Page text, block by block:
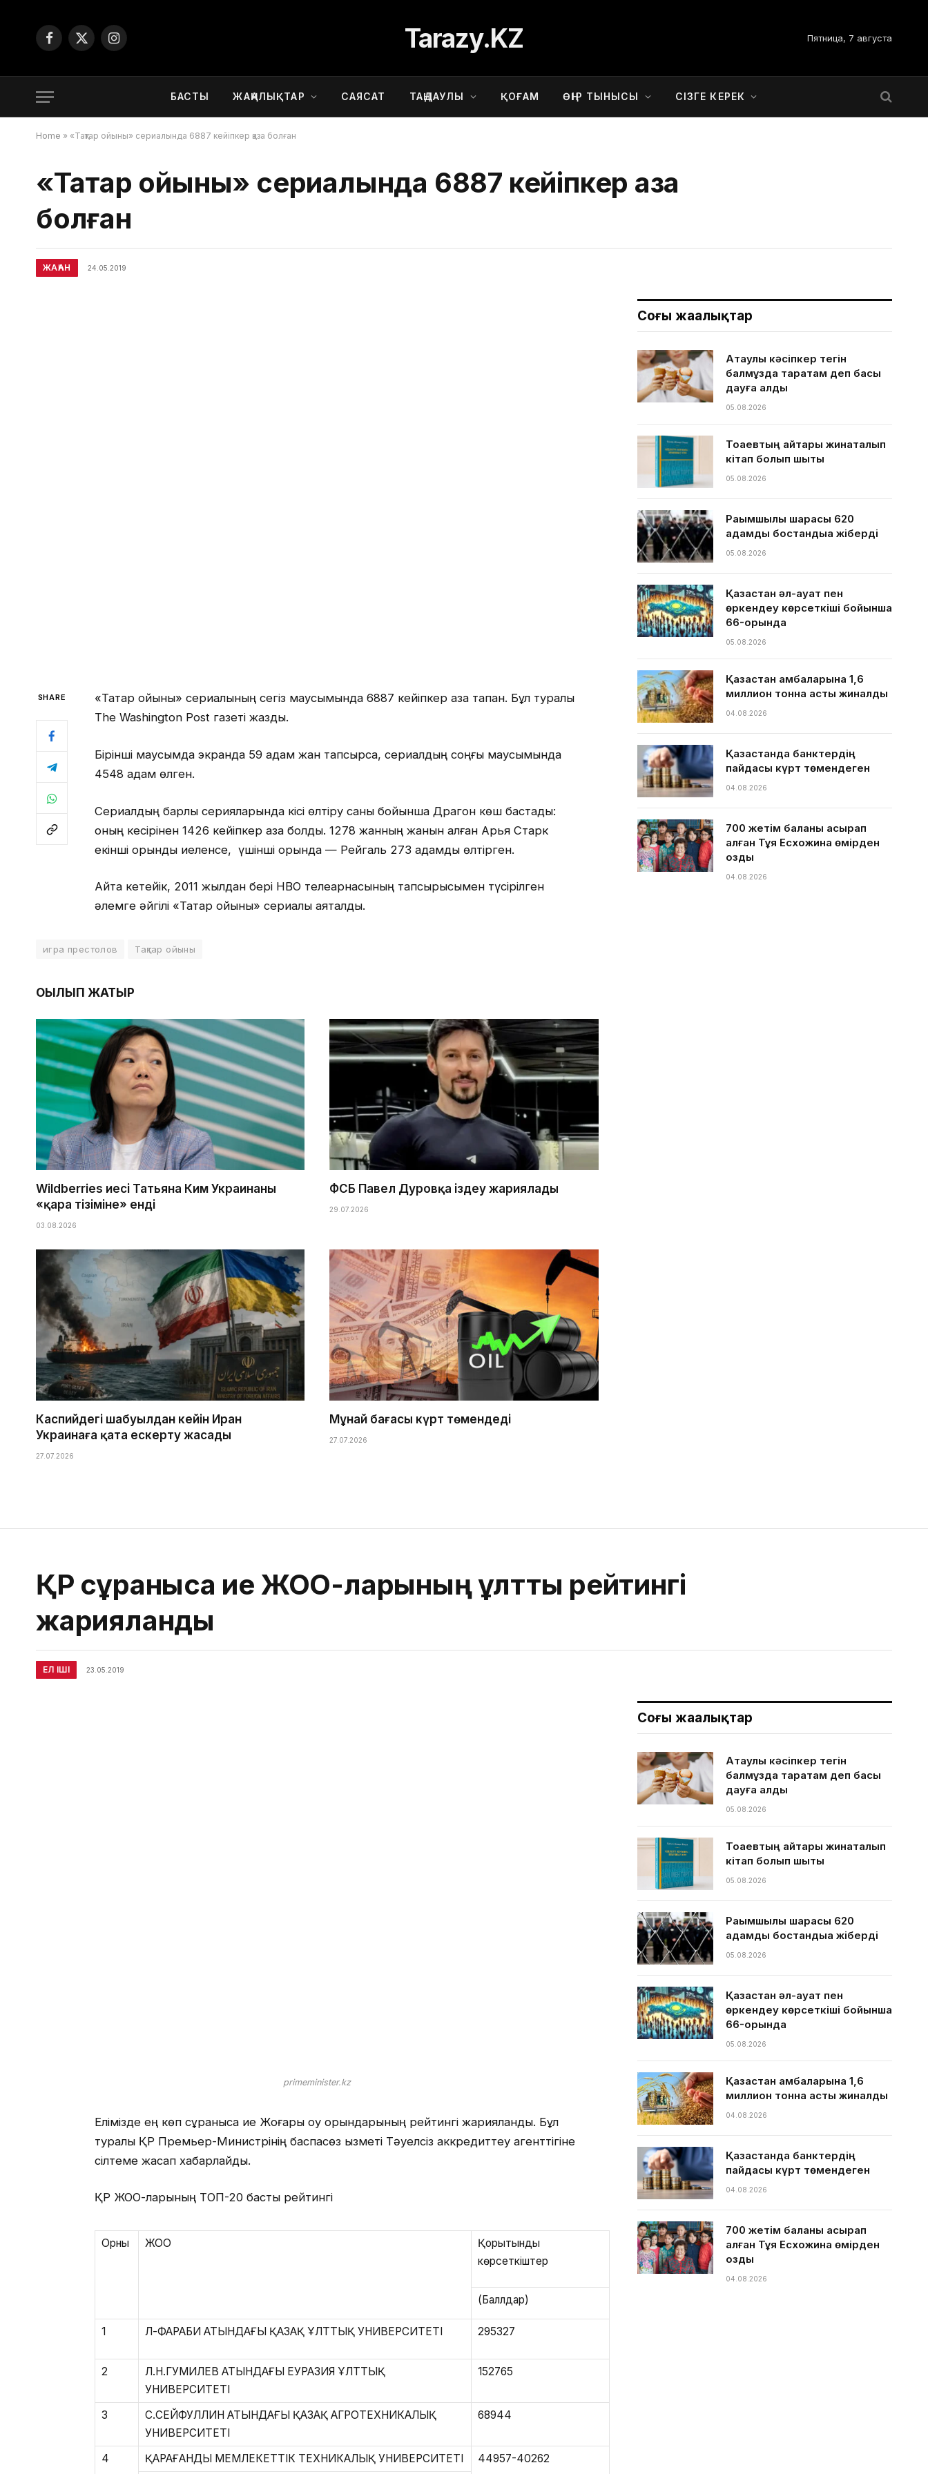
Facebook
X
Instagram Tarazy.KZ Пятница, 7 августа
БАСТЫ ЖАҢАЛЫҚТАР САЯСАТ ТАҢДАУЛЫ ҚОҒАМ ӨҢІР ТЫНЫСЫ СІЗГЕ КЕРЕК
Home » «Тақтар ойыны» сериалында 6887 кейіпкер қаза болған
«Тақтар ойыны» сериалында 6887 кейіпкер қаза
болған
ЖАҺАН 24.05.2019
SHARE
«Тақтар ойыны» сериалының сегіз маусымында 6887 кейіпкер қаза тапқан. Бұл туралы
The Washington Post газеті жазды.
Бірінші маусымда экранда 59 адам жан тапсырса, сериалдың соңғы маусымында
4548 адам өлген.
Сериалдың барлық серияларында кісі өлтіру саны бойынша Драгон көш бастады:
оның кесірінен 1426 кейіпкер қаза болды. 1278 жанның жанын алған Арья Старк
екінші орынды иеленсе, үшінші орында — Рейгаль 273 адамды өлтірген.
Айта кетейік, 2011 жылдан бері HBO телеарнасының тапсырысымен түсірілген
әлемге әйгілі «Тақтар ойыны» сериалы аяқталды.
игра престолов Тақтар ойыны
ОҚЫЛЫП ЖАТЫР
Wildberries иесі Татьяна Ким Украинаның
«қара тізіміне» енді
03.08.2026
ФСБ Павел Дуровқа іздеу жариялады
29.07.2026
Каспийдегі шабуылдан кейін Иран
Украинаға қатаң ескерту жасады
27.07.2026
Мұнай бағасы күрт төмендеді
27.07.2026
Соңғы жаңалықтар
Ақтаулық кәсіпкер тегін
балмұздақ таратам деп басы
дауға қалды
05.08.2026
Тоқаевтың айтқары жинақталып
кітап болып шықты
05.08.2026
Рақымшылық шарасы 620
адамды бостандыққа жіберді
05.08.2026
Қазақстан әл-ауқат пен
өркендеу көрсеткіші бойынша
66-орында
05.08.2026
Қазақстан қамбаларына 1,6
миллион тонна астық жиналды
04.08.2026
Қазақстанда банктердің
пайдасы күрт төмендеген
04.08.2026
700 жетім баланы асырап
алған Тұяқ Есхожина өмірден
озды
04.08.2026
ҚР сұранысқа ие ЖОО-ларының ұлттық рейтингі
жарияланды
ЕЛ ІШІ 23.05.2019
primeminister.kz
Елімізде ең көп сұранысқа ие Жоғары оқу орындарының рейтингі жарияланды. Бұл
туралы ҚР Премьер-Министрінің баспасөз қызметі Тәуелсіз аккредиттеу агенттігіне
сілтеме жасап хабарлайды.
ҚР ЖОО-ларының ТОП-20 басты рейтингі
Орны ЖОО
Қорытынды
көрсеткіштер
(Баллдар)
1 ӘЛ-ФАРАБИ АТЫНДАҒЫ ҚАЗАҚ ҰЛТТЫҚ УНИВЕРСИТЕТІ 295327
2
Л.Н.ГУМИЛЕВ АТЫНДАҒЫ ЕУРАЗИЯ ҰЛТТЫҚ
УНИВЕРСИТЕТІ
152765
3
С.СЕЙФУЛЛИН АТЫНДАҒЫ ҚАЗАҚ АГРОТЕХНИКАЛЫҚ
УНИВЕРСИТЕТІ
68944
4 ҚАРАҒАНДЫ МЕМЛЕКЕТТІК ТЕХНИКАЛЫҚ УНИВЕРСИТЕТІ 44957-40262
Соңғы жаңалықтар
Ақтаулық кәсіпкер тегін
балмұздақ таратам деп басы
дауға қалды
05.08.2026
Тоқаевтың айтқары жинақталып
кітап болып шықты
05.08.2026
Рақымшылық шарасы 620
адамды бостандыққа жіберді
05.08.2026
Қазақстан әл-ауқат пен
өркендеу көрсеткіші бойынша
66-орында
05.08.2026
Қазақстан қамбаларына 1,6
миллион тонна астық жиналды
04.08.2026
Қазақстанда банктердің
пайдасы күрт төмендеген
04.08.2026
700 жетім баланы асырап
алған Тұяқ Есхожина өмірден
озды
04.08.2026